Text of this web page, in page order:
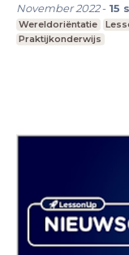
November 2022- 15
Wereldoriëntatie
Praktijkonderwijs